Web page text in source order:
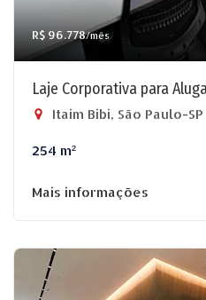
R$ 96.778/mês
Laje Corporativa para
Itaim Bibi, São Paulo-SP
254 m²
Mais informações